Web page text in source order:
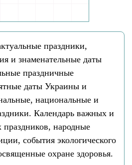
праздники,
и знаменательные даты
праздничные
даты Украины и
национальные и
Календарь важных и
народные
события экологического
охране здоровья.